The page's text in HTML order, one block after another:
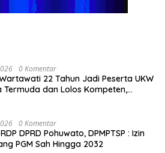
0 Komentar
22 Tahun Jadi Peserta UKW
Termuda dan Lolos Kompeten,
0 Komentar
DPRD Pohuwato, DPMPTSP : Izin
PGM Sah Hingga 2032